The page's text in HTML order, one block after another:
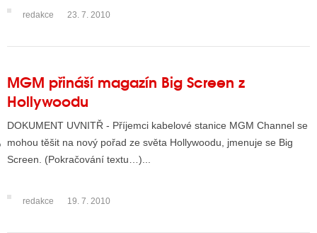
BLOGERA
DISKUTÉRA NA RADIOTV
STARŠÍCH DISKUZÍ
redakce 23. 7. 2010
MGM přináší magazín Big Screen z
Hollywoodu
DOKUMENT UVNITŘ - Příjemci kabelové stanice MGM Channel se
mohou těšit na nový pořad ze světa Hollywoodu, jmenuje se Big
Screen. (Pokračování textu…)...
redakce 19. 7. 2010